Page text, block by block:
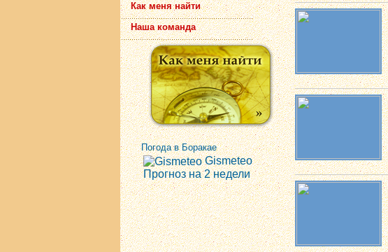
Как меня найти
Наша команда
Погода в Боракае
Gismeteo
Прогноз на 2 недели